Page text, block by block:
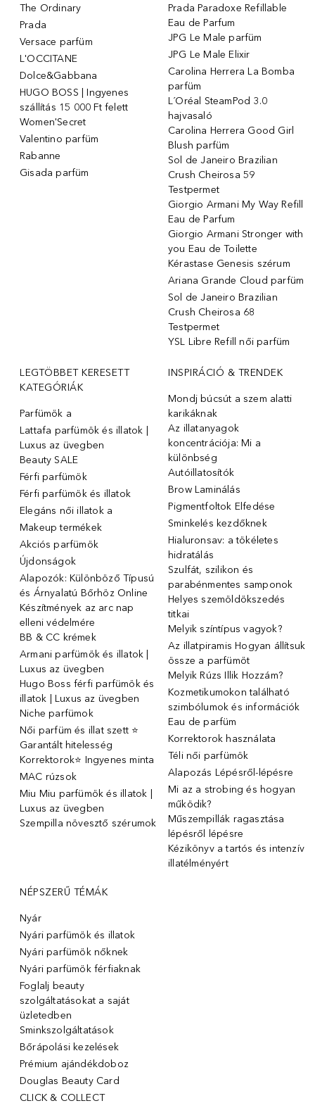
The Ordinary
Prada
Versace parfüm
L'OCCITANE
Dolce&Gabbana
HUGO BOSS | Ingyenes
szállítás 15 000 Ft felett
Women'Secret
Valentino parfüm
Rabanne
Gisada parfüm
Prada Paradoxe Refillable
Eau de Parfum
JPG Le Male parfüm
JPG Le Male Elixir
Carolina Herrera La Bomba
parfüm
L´Oréal SteamPod 3.0
hajvasaló
Carolina Herrera Good Girl
Blush parfüm
Sol de Janeiro Brazilian
Crush Cheirosa 59
Testpermet
Giorgio Armani My Way Refill
Eau de Parfum
Giorgio Armani Stronger with
you Eau de Toilette
Kérastase Genesis szérum
Ariana Grande Cloud parfüm
Sol de Janeiro Brazilian
Crush Cheirosa 68
Testpermet
YSL Libre Refill női parfüm
LEGTÖBBET KERESETT
KATEGÓRIÁK
Parfümök ️a
Lattafa parfümök és illatok |
Luxus az üvegben
Beauty SALE
Férfi parfümök
Férfi parfümök és illatok
Elegáns női illatok ️a
Makeup termékek
Akciós parfümök
Újdonságok
Alapozók: Különböző Típusú
és Árnyalatú Bőrhöz Online
Készítmények az arc nap
elleni védelmére
BB & CC krémek
Armani parfümök és illatok |
Luxus az üvegben
Hugo Boss férfi parfümök és
illatok | Luxus az üvegben
Niche parfümok
Női parfüm és illat szett ⭐
Garantált hitelesség
Korrektorok⭐ Ingyenes minta
MAC rúzsok
Miu Miu parfümök és illatok |
Luxus az üvegben
Szempilla növesztő szérumok
INSPIRÁCIÓ & TRENDEK
Mondj búcsút a szem alatti
karikáknak
Az illatanyagok
koncentrációja: Mi a
különbség
Autóillatosítók
Brow Laminálás
Pigmentfoltok Elfedése
Sminkelés kezdőknek
Hialuronsav: a tökéletes
hidratálás
Szulfát, szilikon és
parabénmentes samponok
Helyes szemöldökszedés
titkai
Melyik színtípus vagyok?
Az illatpiramis Hogyan állítsuk
össze a parfümöt
Melyik Rúzs Illik Hozzám?
Kozmetikumokon található
szimbólumok és információk
Eau de parfüm
Korrektorok használata
Téli női parfümök
Alapozás Lépésről-lépésre
Mi az a strobing és hogyan
működik?
Műszempillák ragasztása
lépésről lépésre
Kézikönyv a tartós és intenzív
illatélményért
NÉPSZERŰ TÉMÁK
Nyár
Nyári parfümök és illatok
Nyári parfümök nőknek
Nyári parfümök férfiaknak
Foglalj beauty
szolgáltatásokat a saját
üzletedben
Sminkszolgáltatások
Bőrápolási kezelések
Prémium ajándékdoboz
Douglas Beauty Card
CLICK & COLLECT